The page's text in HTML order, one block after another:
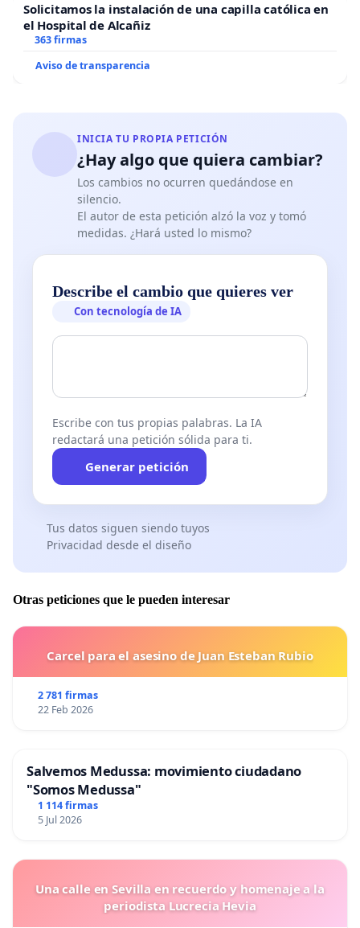
Solicitamos la instalación de una capilla católica en
el Hospital de Alcañiz
363 firmas
Aviso de transparencia
INICIA TU PROPIA PETICIÓN
¿Hay algo que quiera cambiar?
Los cambios no ocurren quedándose en
silencio.
El autor de esta petición alzó la voz y tomó
medidas. ¿Hará usted lo mismo?
Describe el cambio que quieres ver
Con tecnología de IA
Escribe con tus propias palabras. La IA
redactará una petición sólida para ti.
Generar petición
Tus datos siguen siendo tuyos
Privacidad desde el diseño
Otras peticiones que le pueden interesar
Carcel para el asesino de Juan Esteban Rubio
2 781 firmas
22 Feb 2026
Salvemos Medussa: movimiento ciudadano
"Somos Medussa"
1 114 firmas
5 Jul 2026
Una calle en Sevilla en recuerdo y homenaje a la
periodista Lucrecia Hevia